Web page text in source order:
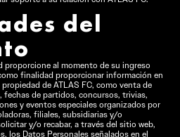
del
proporcione al momento de su ingreso
finalidad proporcionar información en
de ATLAS FC, como venta de
fechas de partidos, concursos, trivias,
y eventos especiales organizados por
filiales, subsidiarias y/o
y/o recabar, a través del sitio web,
los Datos Personales señalados en el